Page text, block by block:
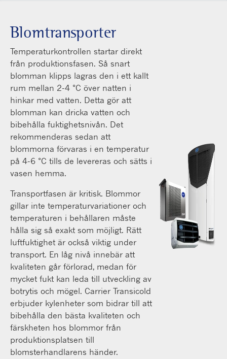
Blomtransporter
Temperaturkontrollen startar direkt
från produktionsfasen. Så snart
blomman klipps lagras den i ett kallt
rum mellan 2-4 °C över natten i
hinkar med vatten. Detta gör att
blomman kan dricka vatten och
bibehålla fuktighetsnivån. Det
rekommenderas sedan att
blommorna förvaras i en temperatur
på 4-6 °C tills de levereras och sätts i
vasen hemma.
Transportfasen är kritisk. Blommor
gillar inte temperaturvariationer och
temperaturen i behållaren måste
hålla sig så exakt som möjligt. Rätt
luftfuktighet är också viktig under
transport. En låg nivå innebär att
kvaliteten går förlorad, medan för
mycket fukt kan leda till utveckling av
botrytis och mögel. Carrier Transicold
erbjuder kylenheter som bidrar till att
bibehålla den bästa kvaliteten och
färskheten hos blommor från
produktionsplatsen till
blomsterhandlarens händer.